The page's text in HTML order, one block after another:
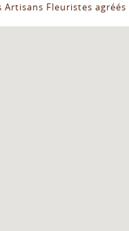
Fleuristes agréés